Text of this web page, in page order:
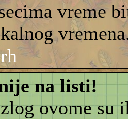
vreme
na listi!
ovome